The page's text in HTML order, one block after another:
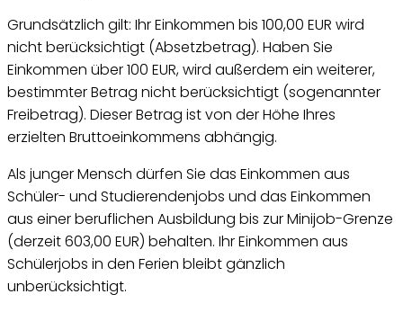
Grundsätzlich gilt: Ihr Einkommen bis 100,00 EUR wird
nicht berücksichtigt (Absetzbetrag). Haben Sie
Einkommen über 100 EUR, wird außerdem ein weiterer,
bestimmter Betrag nicht berücksichtigt (sogenannter
Freibetrag). Dieser Betrag ist von der Höhe Ihres
erzielten Bruttoeinkommens abhängig.
Als junger Mensch dürfen Sie das Einkommen aus
Schüler- und Studierendenjobs und das Einkommen
aus einer beruflichen Ausbildung bis zur Minijob-Grenze
(derzeit 603,00 EUR) behalten. Ihr Einkommen aus
Schülerjobs in den Ferien bleibt gänzlich
unberücksichtigt.